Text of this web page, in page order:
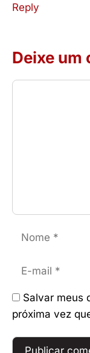
Reply
Deixe um
Comentário
Nome
E-
mail
Salvar meus
próxima vez